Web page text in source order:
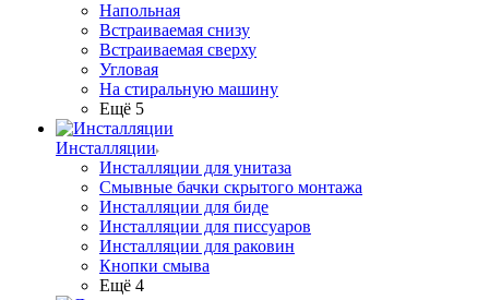
Напольная
Встраиваемая снизу
Встраиваемая сверху
Угловая
На стиральную машину
Ещё 5
Инсталляции
Инсталляции для унитаза
Смывные бачки скрытого монтажа
Инсталляции для биде
Инсталляции для писсуаров
Инсталляции для раковин
Кнопки смыва
Ещё 4